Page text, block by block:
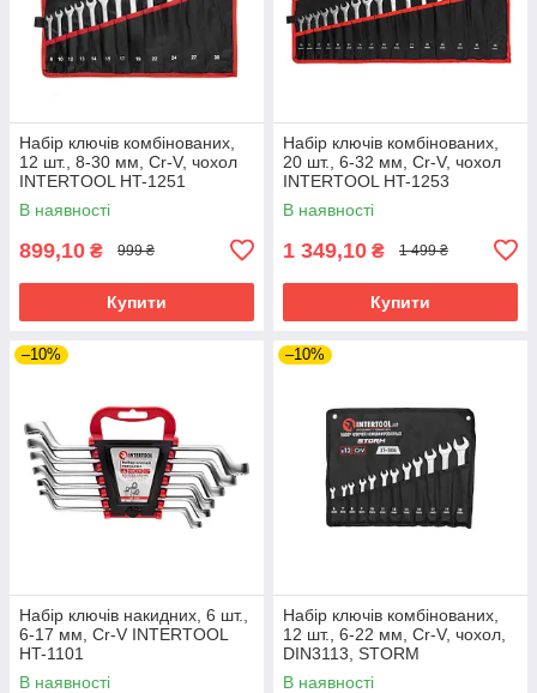
Набір ключів комбінованих,
12 шт., 8-30 мм, Cr-V, чохол
INTERTOOL HT-1251
В наявності
899,10 ₴ 999 ₴
Купити
Набір ключів комбінованих,
20 шт., 6-32 мм, Cr-V, чохол
INTERTOOL HT-1253
В наявності
1 349,10 ₴ 1 499 ₴
Купити
–10%
Набір ключів накидних, 6 шт.,
6-17 мм, Cr-V INTERTOOL
HT-1101
В наявності
–10%
Набір ключів комбінованих,
12 шт., 6-22 мм, Cr-V, чохол,
DIN3113, STORM
INTERTOOL XT-1004
В наявності